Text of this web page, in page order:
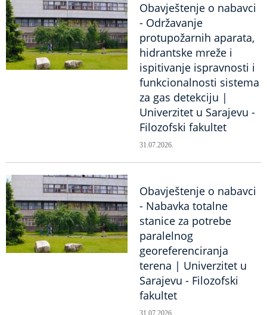
Obavještenje o nabavci
- Održavanje
protupožarnih aparata,
hidrantske mreže i
ispitivanje ispravnosti i
funkcionalnosti sistema
za gas detekciju |
Univerzitet u Sarajevu -
Filozofski fakultet
31.07.2026.
Obavještenje o nabavci
- Nabavka totalne
stanice za potrebe
paralelnog
georeferenciranja
terena | Univerzitet u
Sarajevu - Filozofski
fakultet
31.07.2026.